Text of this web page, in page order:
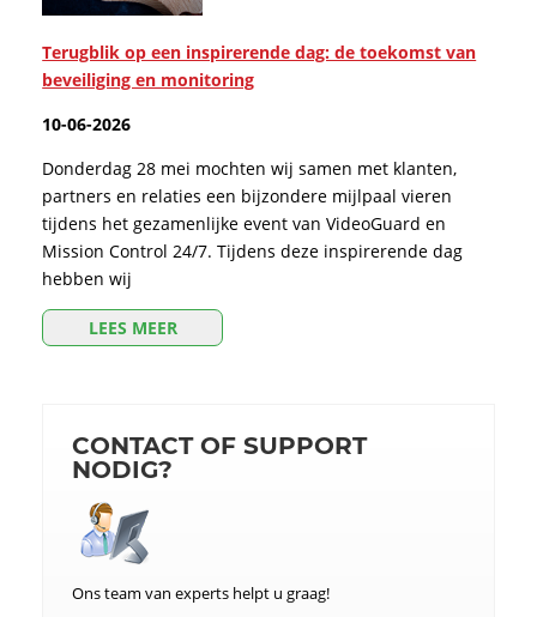
Terugblik op een inspirerende dag: de toekomst van
beveiliging en monitoring
10-06-2026
Donderdag 28 mei mochten wij samen met klanten,
partners en relaties een bijzondere mijlpaal vieren
tijdens het gezamenlijke event van VideoGuard en
Mission Control 24/7. Tijdens deze inspirerende dag
hebben wij
LEES MEER
CONTACT OF SUPPORT
NODIG?
Ons team van experts helpt u graag!